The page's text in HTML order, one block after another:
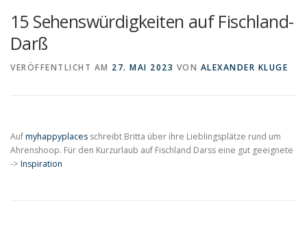
BUCHEN KONTAKT & ANFAHRT
15 Sehenswürdigkeiten auf Fischland-
Darß
VERÖFFENTLICHT AM 27. MAI 2023 VON ALEXANDER KLUGE
Aufmyhappyplaces schreibt Britta über ihre Lieblingsplätze rund um
Ahrenshoop. Für den Kurzurlaub auf Fischland Darss eine gut geeignete
-> Inspiration